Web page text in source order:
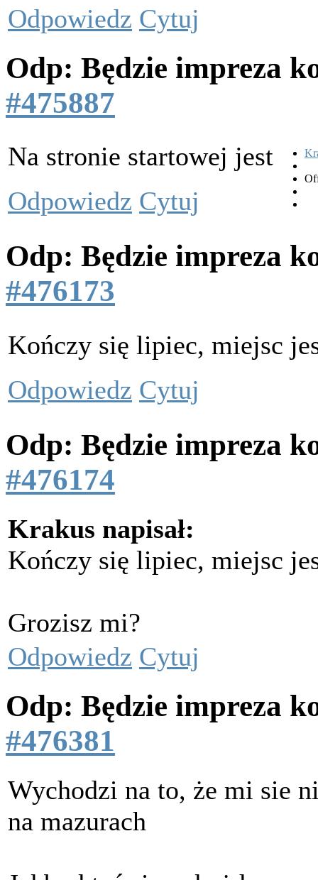
Odpowiedz Cytuj
Odp: Będzie impreza
#475887
Na stronie startowej jest
Odpowiedz Cytuj
Odp: Będzie impreza
#476173
Kończy się lipiec, miejsc
Odpowiedz Cytuj
Odp: Będzie impreza
#476174
Krakus napisał:
Kończy się lipiec, miejsc
Grozisz mi?
Odpowiedz Cytuj
Odp: Będzie impreza
#476381
Wychodzi na to, że mi sie
na mazurach